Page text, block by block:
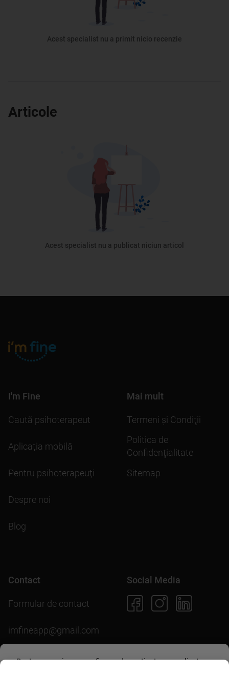
Pentru scopuri precum afișarea de conținut personalizat,
Acest specialist nu a primit nicio recenzie
Articole
Acest specialist nu a publicat niciun articol
I'm Fine
Caută psihoterapeut
Aplicația mobilă
Pentru psihoterapeuți
Despre noi
Blog
Mai mult
Termeni şi Condiţii
Politica de
Confidenţialitate
Sitemap
Contact
Formular de contact
imfineapp@gmail.com
Social Media